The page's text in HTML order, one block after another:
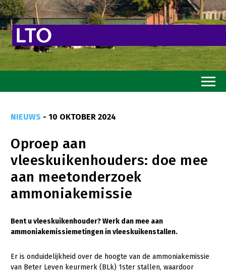
Goed eten
Mooi groen
Sterk ondernemerschap
Thema’s
Gezonde dieren
NIEUWS - 10 OKTOBER 2024
Oproep aan
vleeskuikenhouders: doe mee
aan meetonderzoek
ammoniakemissie
Bent u vleeskuikenhouder? Werk dan mee aan
ammoniakemissiemetingen in vleeskuikenstallen.
Er is onduidelijkheid over de hoogte van de ammoniakemissie
van Beter Leven keurmerk (BLk) 1ster stallen, waardoor